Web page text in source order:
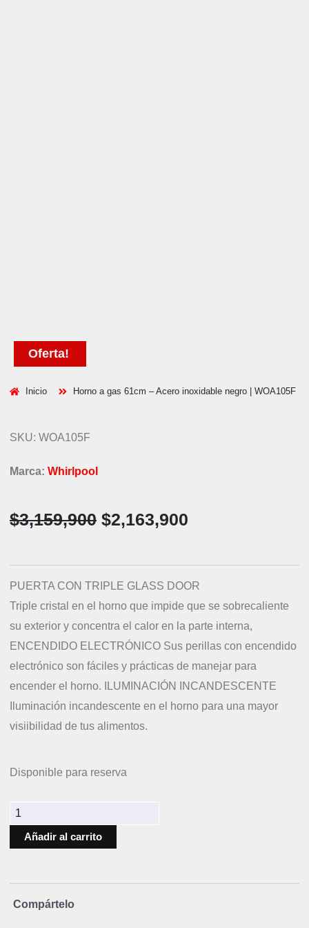
Oferta!
Inicio Horno a gas 61cm – Acero inoxidable negro | WOA105F
SKU: WOA105F
Marca: Whirlpool
$3,159,900 $2,163,900
PUERTA CON TRIPLE GLASS DOOR
Triple cristal en el horno que impide que se sobrecaliente
su exterior y concentra el calor en la parte interna,
ENCENDIDO ELECTRÓNICO Sus perillas con encendido
electrónico son fáciles y prácticas de manejar para
encender el horno.
ILUMINACIÓN INCANDESCENTE
Iluminación incandescente en el horno para una mayor
visiibilidad de tus alimentos.
Disponible para reserva
Añadir al carrito
Compártelo